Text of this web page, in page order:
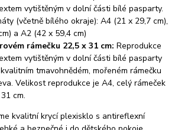
vytištěným v dolní části bílé pasparty.
(včetně bílého okraje): A4 (21 x 29,7 cm),
a A2 (42 x 59,4 cm)
rámečku 22,5 x 31 cm: Reprodukce
vytištěným v dolní části bílé pasparty
tmavohnědém, mořeném rámečku
Velikost reprodukce je A4, celý rámeček
cm.
kvalitní krycí plexisklo s antireflexní